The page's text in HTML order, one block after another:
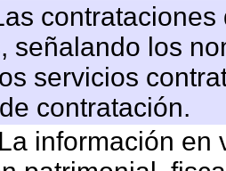
señalando los
servicios
contratación.
información